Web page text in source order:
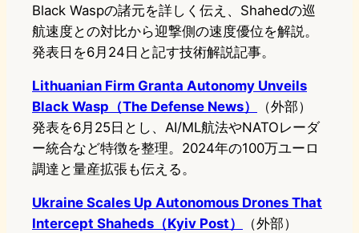
Black Waspの諸元を詳しく伝え、Shahedの巡
航速度との対比から迎撃側の速度優位を解説。
発表日を6月24日と記す技術解説記事。
Lithuanian Firm Granta Autonomy Unveils
Black Wasp（The Defense News）
（外部）
発表を6月25日とし、AI/ML航法やNATOレーダ
ー統合など特徴を整理。2024年の100万ユーロ
調達と量産拡張も伝える。
Ukraine Scales Up Autonomous Drones That
Intercept Shaheds（Kyiv Post）
（外部）